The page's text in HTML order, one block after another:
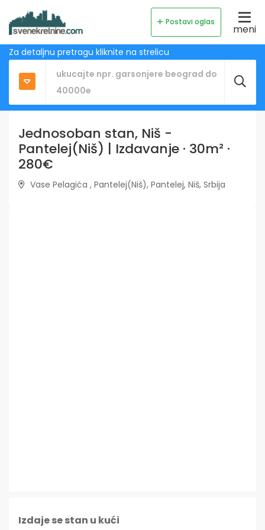
Postavi oglas
meni
Za detaljnu pretragu kliknite na strelicu
Jednosoban stan, Niš -
Pantelej(Niš) | Izdavanje · 30m² ·
280€
Vase Pelagića , Pantelej(Niš), Pantelej, Niš, Srbija
Izdaje se stan u kući